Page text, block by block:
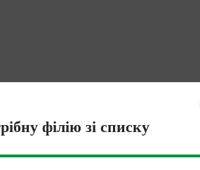
філію зі списку